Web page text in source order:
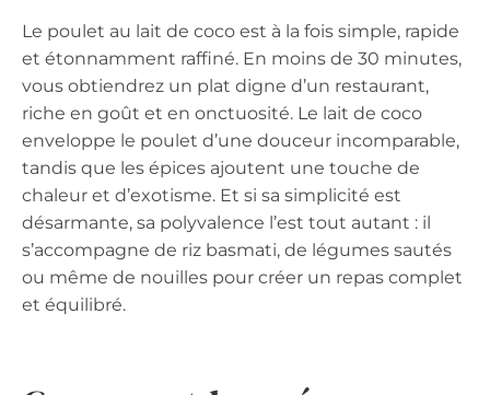
Le poulet au lait de coco est à la fois simple, rapide
et étonnamment raffiné. En moins de 30 minutes,
vous obtiendrez un plat digne d’un restaurant,
riche en goût et en onctuosité. Le lait de coco
enveloppe le poulet d’une douceur incomparable,
tandis que les épices ajoutent une touche de
chaleur et d’exotisme. Et si sa simplicité est
désarmante, sa polyvalence l’est tout autant : il
s’accompagne de riz basmati, de légumes sautés
ou même de nouilles pour créer un repas complet
et équilibré.